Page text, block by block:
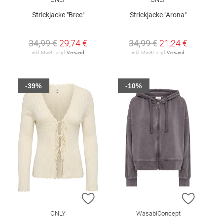
Strickjacke "Bree"
34,99 € 29,74 €
inkl. MwSt. zzgl. Versand
Strickjacke "Arona"
34,99 € 21,24 €
inkl. MwSt. zzgl. Versand
ZUR WUNSCHLISTE HINZUFÜGEN
ONLY
-39%
ZUR
WasabiConcept
-10%